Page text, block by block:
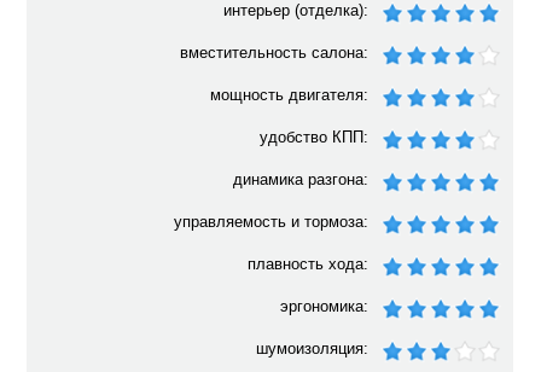
интерьер (отделка):
вместительность салона:
мощность двигателя:
удобство КПП:
динамика разгона:
управляемость и тормоза:
плавность хода:
эргономика:
шумоизоляция: